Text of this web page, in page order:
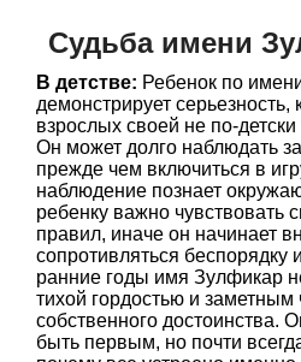
Судьба имени
В детстве: Ребенок по
демонстрирует серьезность,
взрослых своей не по-
Он может долго наблюдать
прежде чем включиться в
наблюдение познает
ребенку важно чувствовать
правил, иначе он начинает
сопротивляться беспорядку
ранние годы имя Зулфикар
тихой гордостью и заметным
собственного достоинства.
быть первым, но почти